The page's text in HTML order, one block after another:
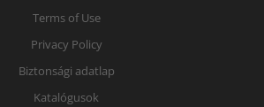
Terms of Use
Privacy Policy
Biztonsági adatlap
Katalógusok